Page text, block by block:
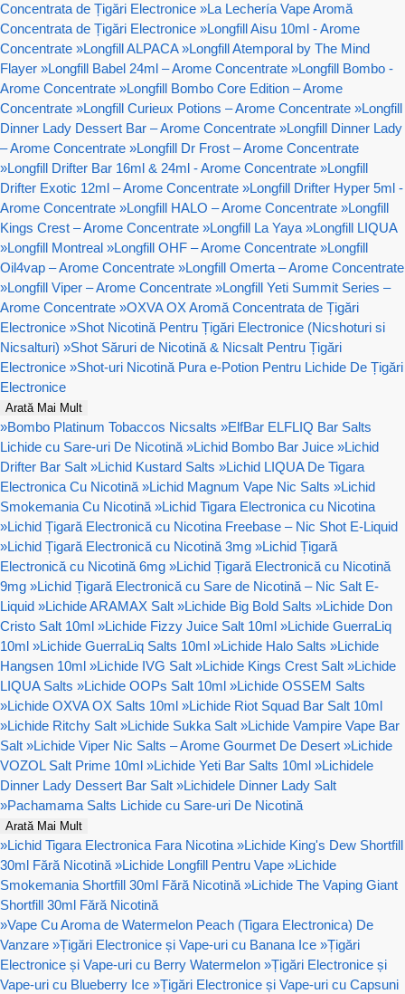
Concentrata de Țigări Electronice »La Lechería Vape Aromă
Concentrata de Țigări Electronice »Longfill Aisu 10ml - Arome
Concentrate »Longfill ALPACA »Longfill Atemporal by The Mind
Flayer »Longfill Babel 24ml – Arome Concentrate »Longfill Bombo -
Arome Concentrate »Longfill Bombo Core Edition – Arome
Concentrate »Longfill Curieux Potions – Arome Concentrate »Longfill
Dinner Lady Dessert Bar – Arome Concentrate »Longfill Dinner Lady
– Arome Concentrate »Longfill Dr Frost – Arome Concentrate
»Longfill Drifter Bar 16ml & 24ml - Arome Concentrate »Longfill
Drifter Exotic 12ml – Arome Concentrate »Longfill Drifter Hyper 5ml -
Arome Concentrate »Longfill HALO – Arome Concentrate »Longfill
Kings Crest – Arome Concentrate »Longfill La Yaya »Longfill LIQUA
»Longfill Montreal »Longfill OHF – Arome Concentrate »Longfill
Oil4vap – Arome Concentrate »Longfill Omerta – Arome Concentrate
»Longfill Viper – Arome Concentrate »Longfill Yeti Summit Series –
Arome Concentrate »OXVA OX Aromă Concentrata de Țigări
Electronice »Shot Nicotină Pentru Țigări Electronice (Nicshoturi si
Nicsalturi) »Shot Săruri de Nicotină & Nicsalt Pentru Țigări
Electronice »Shot-uri Nicotină Pura e-Potion Pentru Lichide De Țigări
Electronice
Arată Mai Mult
»Bombo Platinum Tobaccos Nicsalts »ElfBar ELFLIQ Bar Salts
Lichide cu Sare-uri De Nicotină »Lichid Bombo Bar Juice »Lichid
Drifter Bar Salt »Lichid Kustard Salts »Lichid LIQUA De Tigara
Electronica Cu Nicotină »Lichid Magnum Vape Nic Salts »Lichid
Smokemania Cu Nicotină »Lichid Tigara Electronica cu Nicotina
»Lichid Țigară Electronică cu Nicotina Freebase – Nic Shot E-Liquid
»Lichid Țigară Electronică cu Nicotină 3mg »Lichid Țigară
Electronică cu Nicotină 6mg »Lichid Țigară Electronică cu Nicotină
9mg »Lichid Țigară Electronică cu Sare de Nicotină – Nic Salt E-
Liquid »Lichide ARAMAX Salt »Lichide Big Bold Salts »Lichide Don
Cristo Salt 10ml »Lichide Fizzy Juice Salt 10ml »Lichide GuerraLiq
10ml »Lichide GuerraLiq Salts 10ml »Lichide Halo Salts »Lichide
Hangsen 10ml »Lichide IVG Salt »Lichide Kings Crest Salt »Lichide
LIQUA Salts »Lichide OOPs Salt 10ml »Lichide OSSEM Salts
»Lichide OXVA OX Salts 10ml »Lichide Riot Squad Bar Salt 10ml
»Lichide Ritchy Salt »Lichide Sukka Salt »Lichide Vampire Vape Bar
Salt »Lichide Viper Nic Salts – Arome Gourmet De Desert »Lichide
VOZOL Salt Prime 10ml »Lichide Yeti Bar Salts 10ml »Lichidele
Dinner Lady Dessert Bar Salt »Lichidele Dinner Lady Salt
»Pachamama Salts Lichide cu Sare-uri De Nicotină
Arată Mai Mult
»Lichid Tigara Electronica Fara Nicotina »Lichide King's Dew Shortfill
30ml Fără Nicotină »Lichide Longfill Pentru Vape »Lichide
Smokemania Shortfill 30ml Fără Nicotină »Lichide The Vaping Giant
Shortfill 30ml Fără Nicotină
»Vape Cu Aroma de Watermelon Peach (Tigara Electronica) De
Vanzare »Țigări Electronice și Vape-uri cu Banana Ice »Țigări
Electronice și Vape-uri cu Berry Watermelon »Țigări Electronice și
Vape-uri cu Blueberry Ice »Țigări Electronice și Vape-uri cu Capsuni